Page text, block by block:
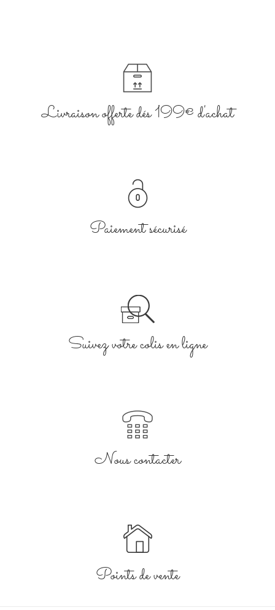
Livraison offerte dés 199€ d'achat
Paiement sécurisé
Suivez votre colis en ligne
Nous contacter
Points de vente